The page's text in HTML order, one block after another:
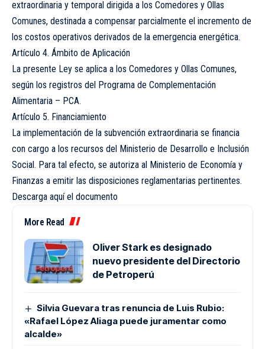
extraordinaria y temporal dirigida a los Comedores y Ollas
Comunes, destinada a compensar parcialmente el incremento de
los costos operativos derivados de la emergencia energética.
Artículo 4. Ámbito de Aplicación
La presente Ley se aplica a los Comedores y Ollas Comunes,
según los registros del Programa de Complementación
Alimentaria – PCA.
Artículo 5. Financiamiento
La implementación de la subvención extraordinaria se financia
con cargo a los recursos del Ministerio de Desarrollo e Inclusión
Social. Para tal efecto, se autoriza al Ministerio de Economía y
Finanzas a emitir las disposiciones reglamentarias pertinentes.
Descarga aquí el documento
More Read
Oliver Stark es designado
nuevo presidente del Directorio
de Petroperú
Silvia Guevara tras renuncia de Luis Rubio:
«Rafael López Aliaga puede juramentar como
alcalde»